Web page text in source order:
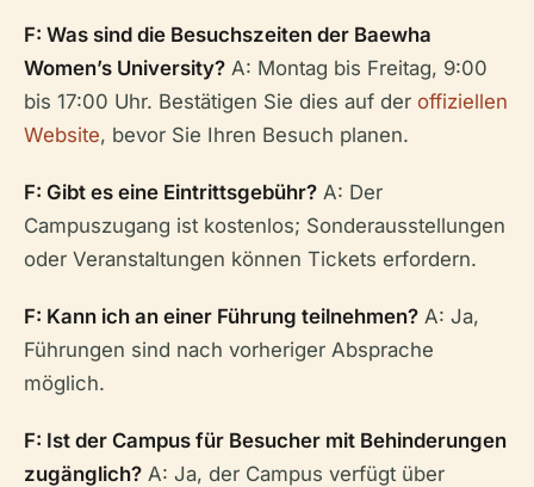
F: Was sind die Besuchszeiten der Baewha
Women’s University? A: Montag bis Freitag, 9:00
bis 17:00 Uhr. Bestätigen Sie dies auf der offiziellen
Website, bevor Sie Ihren Besuch planen.
F: Gibt es eine Eintrittsgebühr? A: Der
Campuszugang ist kostenlos; Sonderausstellungen
oder Veranstaltungen können Tickets erfordern.
F: Kann ich an einer Führung teilnehmen? A: Ja,
Führungen sind nach vorheriger Absprache
möglich.
F: Ist der Campus für Besucher mit Behinderungen
zugänglich? A: Ja, der Campus verfügt über